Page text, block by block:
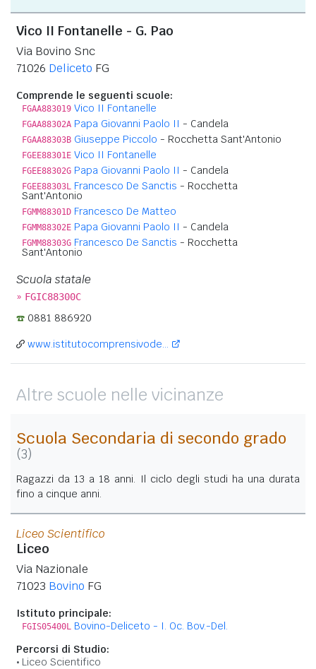
Vico II Fontanelle - G. Pao
Via Bovino Snc
71026 Deliceto FG
Comprende le seguenti scuole:
FGAA883019 Vico II Fontanelle
FGAA88302A Papa Giovanni Paolo II - Candela
FGAA88303B Giuseppe Piccolo - Rocchetta Sant'Antonio
FGEE88301E Vico II Fontanelle
FGEE88302G Papa Giovanni Paolo II - Candela
FGEE88303L Francesco De Sanctis - Rocchetta
Sant'Antonio
FGMM88301D Francesco De Matteo
FGMM88302E Papa Giovanni Paolo II - Candela
FGMM88303G Francesco De Sanctis - Rocchetta
Sant'Antonio
Scuola statale
» FGIC88300C
0881 886920
www.istitutocomprensivode...
Altre scuole nelle vicinanze
Scuola Secondaria di secondo grado
(3)
Ragazzi da 13 a 18 anni. Il ciclo degli studi ha una durata
fino a cinque anni.
Liceo Scientifico
Liceo
Via Nazionale
71023 Bovino FG
Istituto principale:
FGIS05400L
Bovino-Deliceto - I. Oc. Bov.-Del.
Percorsi di Studio:
Liceo Scientifico